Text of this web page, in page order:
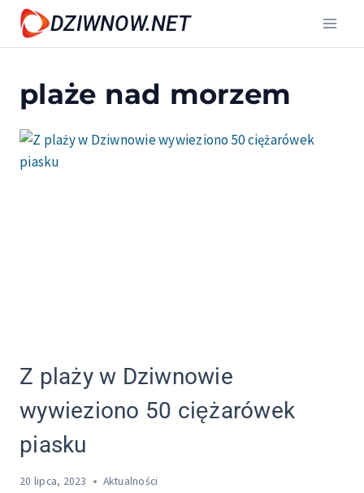
Przejdź
treści
DZIWNOW.NET
plaże nad morzem
Z plaży w Dziwnowie
wywieziono 50 ciężarówek
piasku
20 lipca, 2023 Aktualności